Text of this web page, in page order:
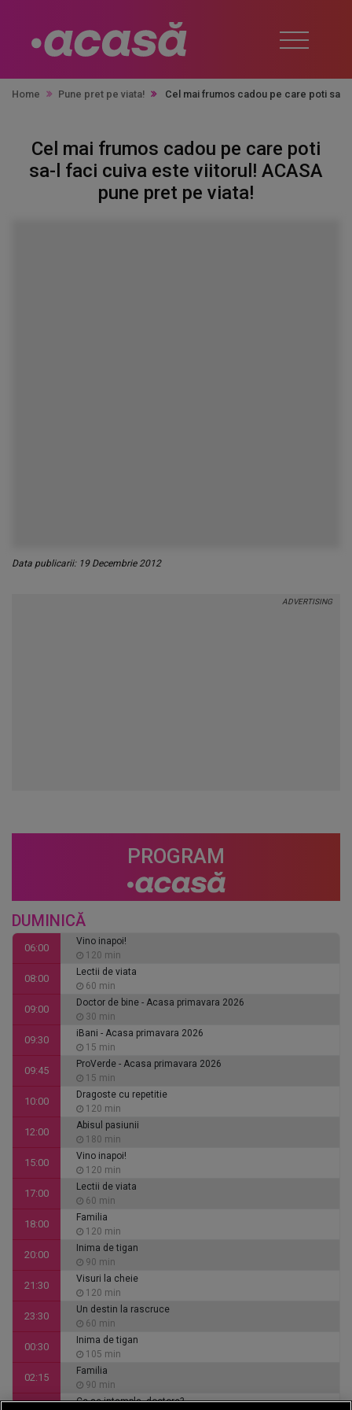
Home Pune pret pe viata! Cel mai frumos cadou pe care poti sa-l
Cel mai frumos cadou pe care poti
sa-l faci cuiva este viitorul! ACASA
pune pret pe viata!
Data publicarii: 19 Decembrie 2012
PROGRAM
DUMINICĂ
06:00
Vino inapoi!
120 min
08:00
Lectii de viata
60 min
09:00
Doctor de bine - Acasa primavara 2026
30 min
09:30
iBani - Acasa primavara 2026
15 min
09:45
ProVerde - Acasa primavara 2026
15 min
10:00
Dragoste cu repetitie
120 min
12:00
Abisul pasiunii
180 min
15:00
Vino inapoi!
120 min
17:00
Lectii de viata
60 min
18:00
Familia
120 min
20:00
Inima de tigan
90 min
21:30
Visuri la cheie
120 min
23:30
Un destin la rascruce
60 min
00:30
Inima de tigan
105 min
02:15
Familia
90 min
Ce se intampla, doctore?